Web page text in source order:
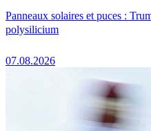
Panneaux solaires et puces :
polysilicium
07.08.2026